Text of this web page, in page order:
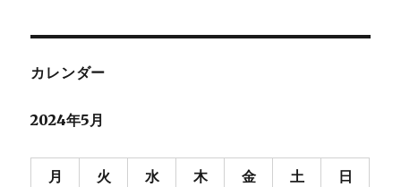
カレンダー
2024年5月
月 火 水 木 金 土 日